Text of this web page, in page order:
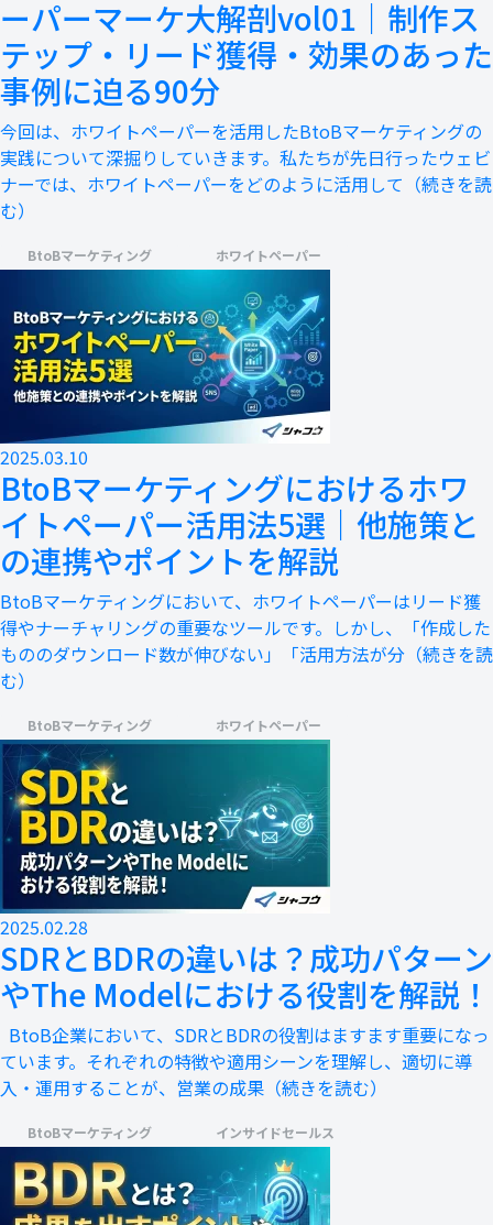
ーパーマーケ大解剖vol01｜制作ス
テップ・リード獲得・効果のあった
事例に迫る90分
今回は、ホワイトペーパーを活用したBtoBマーケティングの
実践について深掘りしていきます。私たちが先日行ったウェビ
ナーでは、ホワイトペーパーをどのように活用して （続きを読
む）
BtoBマーケティング ホワイトペーパー
2025.03.10
BtoBマーケティングにおけるホワ
イトペーパー活用法5選｜他施策と
の連携やポイントを解説
BtoBマーケティングにおいて、ホワイトペーパーはリード獲
得やナーチャリングの重要なツールです。しかし、「作成した
もののダウンロード数が伸びない」「活用方法が分 （続きを読
む）
BtoBマーケティング ホワイトペーパー
2025.02.28
SDRとBDRの違いは？成功パターン
やThe Modelにおける役割を解説！
BtoB企業において、SDRとBDRの役割はますます重要になっ
ています。それぞれの特徴や適用シーンを理解し、適切に導
入・運用することが、営業の成果 （続きを読む）
BtoBマーケティング インサイドセールス